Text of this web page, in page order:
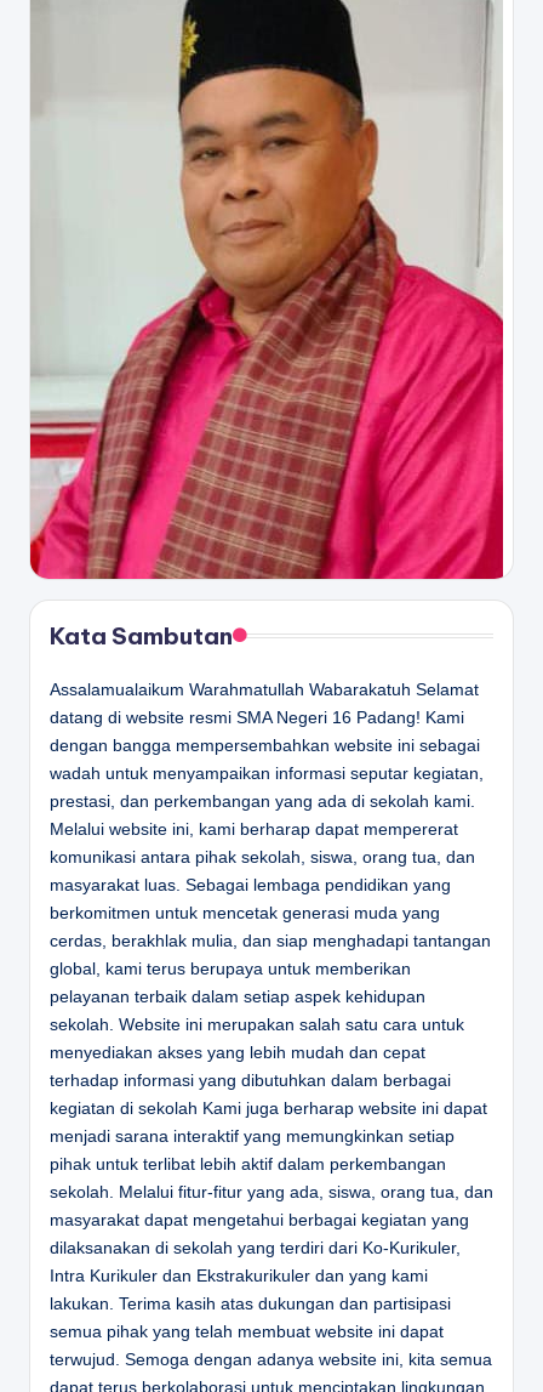
Kata Sambutan
Assalamualaikum Warahmatullah Wabarakatuh Selamat
datang di website resmi SMA Negeri 16 Padang! Kami
dengan bangga mempersembahkan website ini sebagai
wadah untuk menyampaikan informasi seputar kegiatan,
prestasi, dan perkembangan yang ada di sekolah kami.
Melalui website ini, kami berharap dapat mempererat
komunikasi antara pihak sekolah, siswa, orang tua, dan
masyarakat luas. Sebagai lembaga pendidikan yang
berkomitmen untuk mencetak generasi muda yang
cerdas, berakhlak mulia, dan siap menghadapi tantangan
global, kami terus berupaya untuk memberikan
pelayanan terbaik dalam setiap aspek kehidupan
sekolah. Website ini merupakan salah satu cara untuk
menyediakan akses yang lebih mudah dan cepat
terhadap informasi yang dibutuhkan dalam berbagai
kegiatan di sekolah Kami juga berharap website ini dapat
menjadi sarana interaktif yang memungkinkan setiap
pihak untuk terlibat lebih aktif dalam perkembangan
sekolah. Melalui fitur-fitur yang ada, siswa, orang tua, dan
masyarakat dapat mengetahui berbagai kegiatan yang
dilaksanakan di sekolah yang terdiri dari Ko-Kurikuler,
Intra Kurikuler dan Ekstrakurikuler dan yang kami
lakukan. Terima kasih atas dukungan dan partisipasi
semua pihak yang telah membuat website ini dapat
terwujud. Semoga dengan adanya website ini, kita semua
dapat terus berkolaborasi untuk menciptakan lingkungan